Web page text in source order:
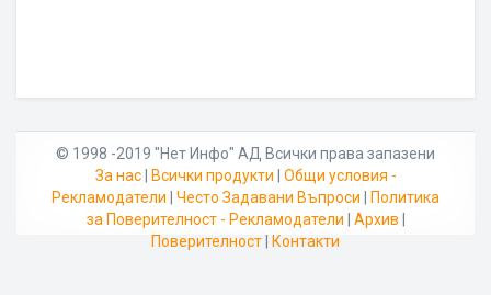
© 1998 -2019 "Нет Инфо" АД Всички права запазени
За нас| Всички продукти
Общи условия -
Рекламодатели
Често Задавани Въпроси
Политика
за Поверителност - Рекламодатели
Архив
Поверителност
Контакти